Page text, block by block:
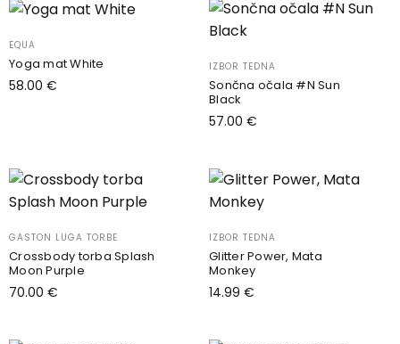
EQUA
Yoga mat White
58.00 €
IZBOR TEDNA
Sončna očala #N Sun
Black
57.00 €
GASTON LUGA TORBE
Crossbody torba Splash
Moon Purple
70.00 €
IZBOR TEDNA
Glitter Power, Mata
Monkey
14.99 €